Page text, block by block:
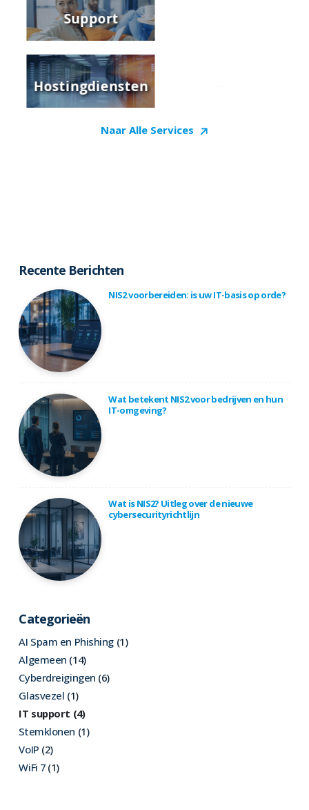
Support
Hostingdiensten
Naar Alle Services
Recente Berichten
NIS2 voorbereiden: is uw IT-basis op orde?
Wat betekent NIS2 voor bedrijven en hun
IT-omgeving?
Wat is NIS2? Uitleg over de nieuwe
cybersecurityrichtlijn
Categorieën
AI Spam en Phishing(1)
Algemeen (14)
Cyberdreigingen (6)
Glasvezel (1)
IT support (4)
Stemklonen (1)
VoIP (2)
WiFi 7(1)